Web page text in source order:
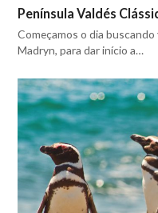
Península Valdés
Começamos o dia
Madryn, para dar início a…